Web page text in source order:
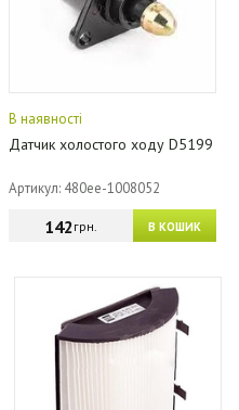
В наявності
Датчик холостого ходу D5199
Артикул: 480ee-1008052
В КОШИК
142грн.